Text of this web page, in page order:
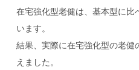
在宅強化型老健は、基本型に比
います。
結果、実際に在宅強化型の老健
えました。